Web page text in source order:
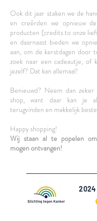
Ook dit jaar staken we de
en creërden we opnieuw
producten (credits to onze
en daarnaast bieden we
aan, om de kerstdagen door
zoek naar een cadeautje, of
jezelf? Dat kan allemaal!
Benieuwd? Neem dan
shop, want daar kan je
terugvinden en makkelijk
Happy shopping!
Wij staan al te popelen
mogen ontvangen!
2024